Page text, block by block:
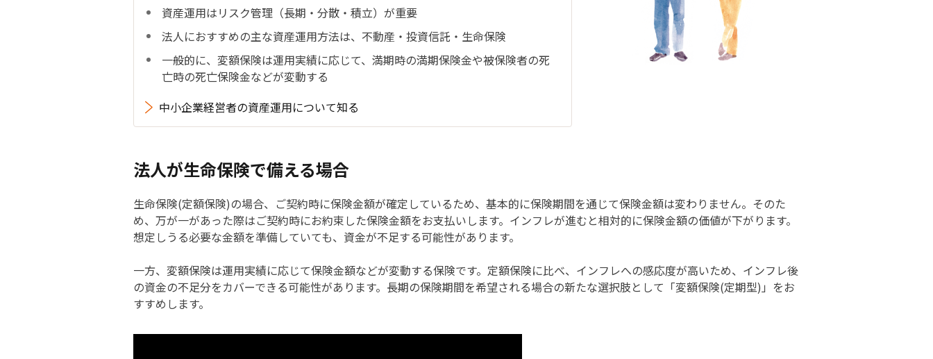
資産運用はリスク管理（長期・分散・積立）が重要
法人におすすめの主な資産運用方法は、不動産・投資信託・生命保険
一般的に、変額保険は運用実績に応じて、満期時の満期保険金や被保険者の死
亡時の死亡保険金などが変動する
中小企業経営者の資産運用について知る
法人が生命保険で備える場合
生命保険(定額保険)の場合、ご契約時に保険金額が確定しているため、基本的に保険期間を通じて保険金額は変わりません。そのた
め、万が一があった際はご契約時にお約束した保険金額をお支払いします。インフレが進むと相対的に保険金額の価値が下がります。
想定しうる必要な金額を準備していても、資金が不足する可能性があります。
一方、変額保険は運用実績に応じて保険金額などが変動する保険です。定額保険に比べ、インフレへの感応度が高いため、インフレ後
の資金の不足分をカバーできる可能性があります。長期の保険期間を希望される場合の新たな選択肢として「変額保険(定期型)」をお
すすめします。